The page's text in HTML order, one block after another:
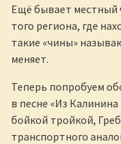
Ещё бывает местный
того региона, где
такие «чины»
меняет.
Теперь попробуем
в песне «Из
бойкой тройкой,
транспортного